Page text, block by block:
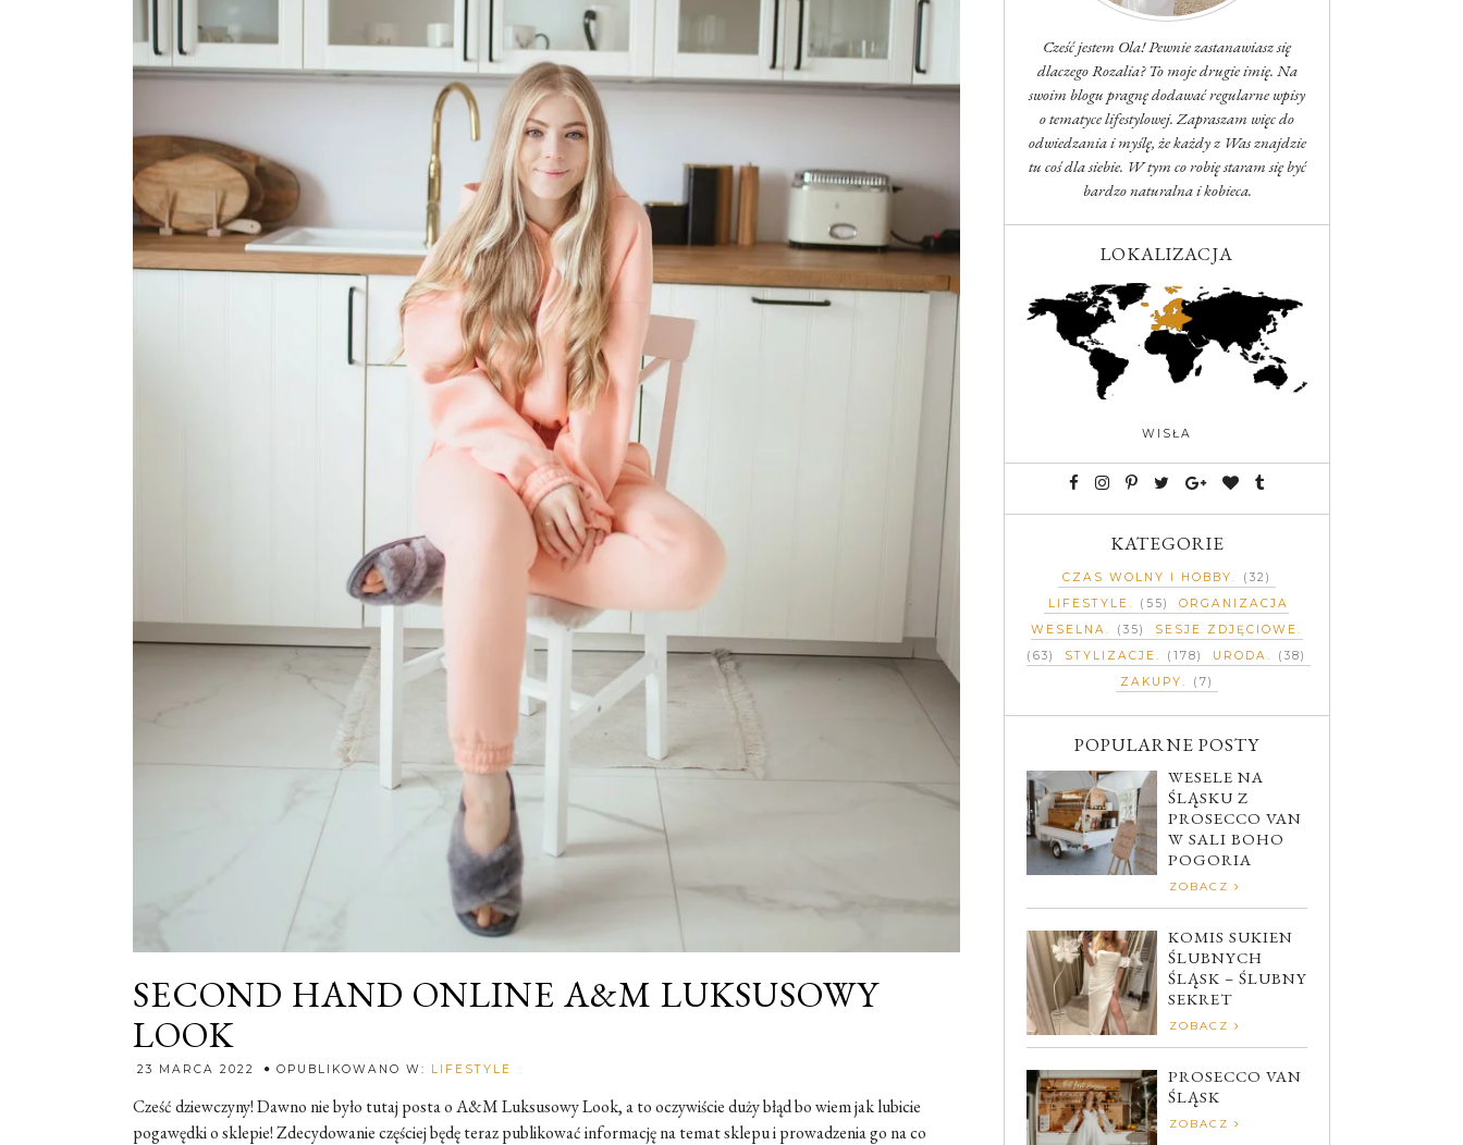
SECOND HAND ONLINE A&M LUKSUSOWY
LOOK
23 MARCA 2022 OPUBLIKOWANO W: LIFESTYLE
Cześć dziewczyny! Dawno nie było tutaj posta o A&M Luksusowy Look, a to oczywiście duży błąd bo wiem jak lubicie
pogawędki o sklepie! Zdecydowanie częściej będę teraz publikować informację na temat sklepu i prowadzenia go na co
Cześć jestem Ola! Pewnie zastanawiasz się
dlaczego Rozalia? To moje drugie imię. Na
swoim blogu pragnę dodawać regularne wpisy
o tematyce lifestylowej. Zapraszam więc do
odwiedzania i myślę, że każdy z Was znajdzie
tu coś dla siebie. W tym co robię staram się być
bardzo naturalna i kobieca.
LOKALIZACJA
WISŁA
KATEGORIE
CZAS WOLNY I HOBBY
(32)
LIFESTYLE
(55)
ORGANIZACJA
WESELNA
(35)
SESJE ZDJĘCIOWE
(63)
STYLIZACJE (178) URODA
(38)
ZAKUPY
(7)
POPULARNE POSTY
WESELE NA
ŚLĄSKU Z
PROSECCO VAN
W SALI BOHO
POGORIA
ZOBACZ
KOMIS SUKIEN
ŚLUBNYCH
ŚLĄSK – ŚLUBNY
SEKRET
ZOBACZ
PROSECCO VAN
ŚLĄSK
ZOBACZ